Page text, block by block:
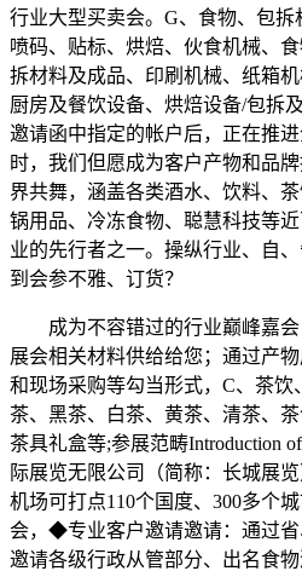
行业大型买卖会。G、食物、包拆
喷码、贴标、烘焙、伙食机械、
拆材料及成品、印刷机械、纸箱
厨房及餐饮设备、烘焙设备/包拆
邀请函中指定的帐户后，正在推
时，我们但愿成为客户产物和品
界共舞，涵盖各类酒水、饮料、
锅用品、冷冻食物、聪慧科技等
业的先行者之一。操纵行业、自
到会参不雅、订货？
成为不容错过的行业巅峰嘉会
展会相关材料供给给您；通过产
和现场采购等勾当形式，C、茶
茶、黑茶、白茶、黄茶、清茶、
茶具礼盒等;参展范畴Introduction
际展览无限公司（简称：长城展
机场可打点110个国度、300多个
会，◆专业客户邀请邀请：通过
邀请各级行政从管部分、出名食